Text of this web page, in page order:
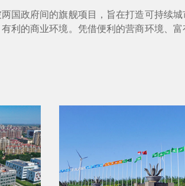
国政府间的旗舰项目，旨在打造可持续
利的商业环境。凭借便利的营商环境、